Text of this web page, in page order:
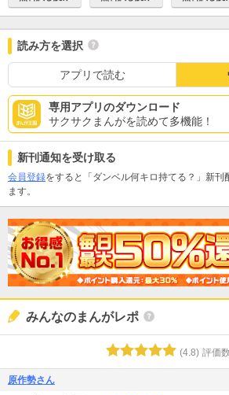
読み方を選択
アプリで読む
専用アプリのダウンロード
サクサクまんがを読めて多機能！
新刊通知を受け取る
会員登録をすると「ダンベル何キロ持てる？」新刊
ます。
みんなのまんがレポ
(4.8) 評価数
原作勢さん